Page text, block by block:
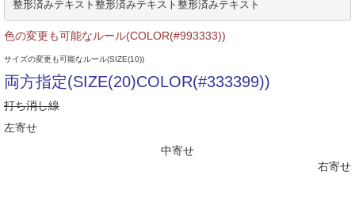
整形済みテキスト整形済みテキスト整形済みテキスト
色の変更も可能なルール(COLOR(#993333))
サイズの変更も可能なルール(SIZE(10))
両方指定(SIZE(20)COLOR(#333399))
打ち消し線
左寄せ
中寄せ
右寄せ